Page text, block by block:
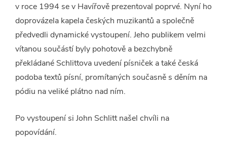
v roce 1994 se v Havířově prezentoval poprvé. Nyní ho
doprovázela kapela českých muzikantů a společně
předvedli dynamické vystoupení. Jeho publikem velmi
vítanou součástí byly pohotově a bezchybně
překládané Schlittova uvedení písniček a také česká
podoba textů písní, promítaných současně s děním na
pódiu na veliké plátno nad ním.
Po vystoupení si John Schlitt našel chvíli na
popovídání.